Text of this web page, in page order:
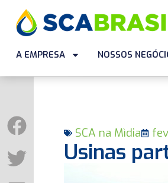
A EMPRESA NOSSOS
SCA na Mìdia
Usinas